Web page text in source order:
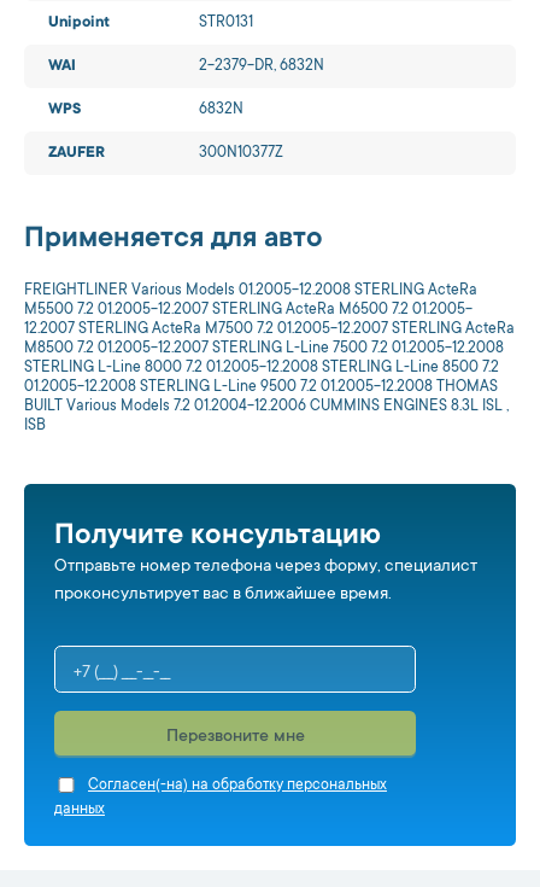
Unipoint STR0131
WAI 2-2379-DR, 6832N
WPS 6832N
ZAUFER 300N10377Z
Применяется для авто
FREIGHTLINER Various Models 01.2005-12.2008 STERLING ActeRa
M5500 7.2 01.2005-12.2007 STERLING ActeRa M6500 7.2 01.2005-
12.2007 STERLING ActeRa M7500 7.2 01.2005-12.2007 STERLING ActeRa
M8500 7.2 01.2005-12.2007 STERLING L-Line 7500 7.2 01.2005-12.2008
STERLING L-Line 8000 7.2 01.2005-12.2008 STERLING L-Line 8500 7.2
01.2005-12.2008 STERLING L-Line 9500 7.2 01.2005-12.2008 THOMAS
BUILT Various Models 7.2 01.2004-12.2006 CUMMINS ENGINES 8.3L ISL ,
ISB
Получите консультацию
Отправьте номер телефона через форму, специалист
проконсультирует вас в ближайшее время.
Перезвоните мне
Cогласен(-на) на обработку персональных
данных